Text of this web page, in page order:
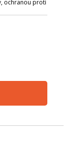
ochranou proti